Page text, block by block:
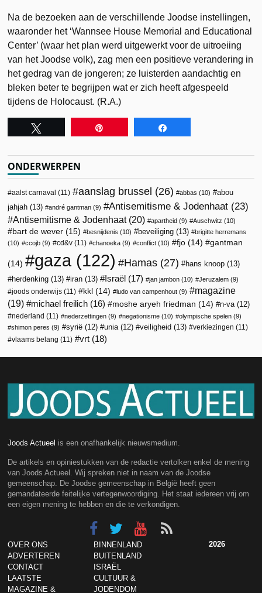
Na de bezoeken aan de verschillende Joodse instellingen,
waaronder het ‘Wannsee House Memorial and Educational
Center’ (waar het plan werd uitgewerkt voor de uitroeiing
van het Joodse volk), zag men een positieve verandering in
het gedrag van de jongeren; ze luisterden aandachtig en
bleken beter te begrijpen wat er zich heeft afgespeeld
tijdens de Holocaust. (R.A.)
ONDERWERPEN
aalst carnaval (11) aanslag brussel (26) abbas (10)
abou
jahjah (13) andré gantman (9) Antisemitisme & Jodenhaat (23)
Antisemitisme & Jodenhaat(20) apartheid (9) Auschwitz (10)
bart de wever (15) besnijdenis (10) beveiliging (13)
brigitte herremans
(10)
ccojb (9) cd&v (11) chanoeka (9) conflict (10) fjo (14) gantman
(14) gaza (122) Hamas (27) hans knoop (13)
herdenking (13) iran (13) Israël (17) jan jambon (10) Jeruzalem (9)
joods onderwijs (11) kkl (14) ludo van campenhout (9)
magazine
(19)
michael freilich (16) moshe aryeh friedman (14) n-va (12)
nederland (11) nederzettingen (9) negationisme (10) olympische spelen (9)
shimon peres (9) syrië (12) unia (12) veiligheid (13) verkiezingen (11)
vlaams belang (11) vrt (18)
Joods Actueel is een onafhankelijk nieuwsmedium.
De artikels en opiniestukken van de redactie vertolken enkel de mening
van Joods Actueel. Wij spreken niet in naam van de Joodse
gemeenschap. De Joodse gemeenschap in België heeft geen
gemandateerde feitelijke vertegenwoordiging. Het staat iedereen vrij om
een eigen mening te hebben en die te verkondigen.
OVER ONS
ADVERTEREN
CONTACT
LAATSTE
MAGAZINE &
BINNENLAND
BUITENLAND
ISRAËL
CULTUUR &
JODENDOM
2026